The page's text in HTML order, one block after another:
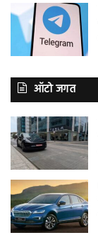
ऑटो जगत